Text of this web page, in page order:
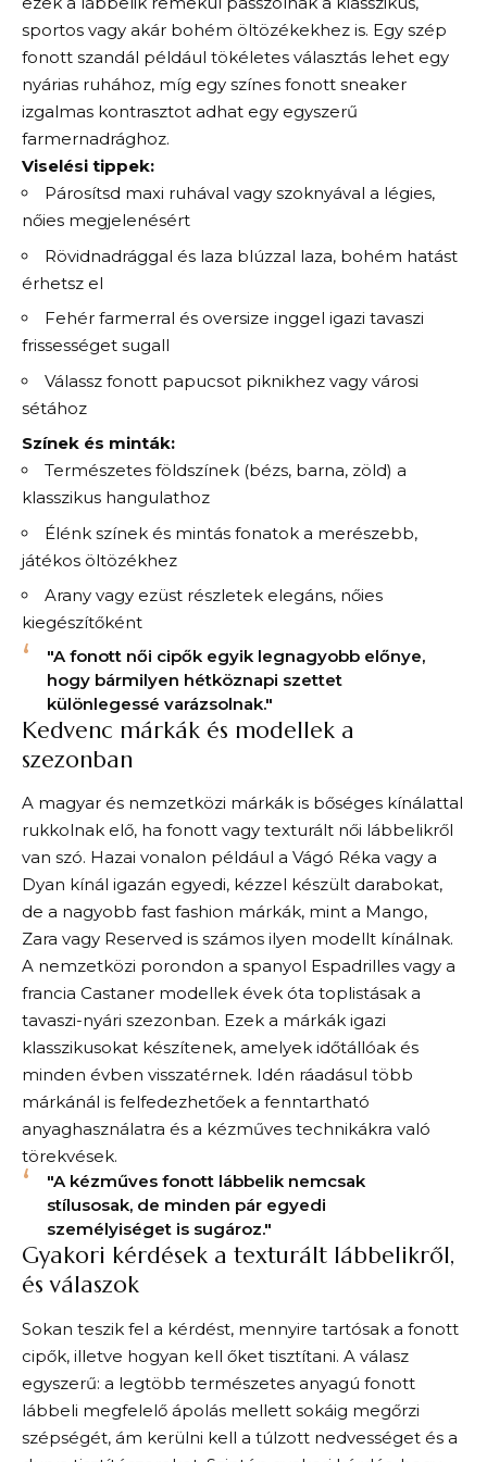
sportos vagy akár bohém öltözékekhez is. Egy szép
fonott szandál például tökéletes választás lehet egy
nyárias ruhához, míg egy színes fonott sneaker
izgalmas kontrasztot adhat egy egyszerű
farmernadrághoz.
Viselési tippek:
Párosítsd maxi ruhával vagy szoknyával a légies,
nőies megjelenésért
Rövidnadrággal és laza blúzzal laza, bohém hatást
érhetsz el
Fehér farmerral és oversize inggel igazi tavaszi
frissességet sugall
Válassz fonott papucsot piknikhez vagy városi
sétához
Színek és minták:
Természetes földszínek (bézs, barna, zöld) a
klasszikus hangulathoz
Élénk színek és mintás fonatok a merészebb,
játékos öltözékhez
Arany vagy ezüst részletek elegáns, nőies
kiegészítőként
"A fonott női cipők egyik legnagyobb előnye,
hogy bármilyen hétköznapi szettet
különlegessé varázsolnak."
Kedvenc márkák és modellek a
szezonban
A magyar és nemzetközi márkák is bőséges kínálattal
rukkolnak elő, ha fonott vagy texturált női lábbelikről
van szó. Hazai vonalon például a Vágó Réka vagy a
Dyan kínál igazán egyedi, kézzel készült darabokat,
de a nagyobb fast fashion márkák, mint a Mango,
Zara vagy Reserved is számos ilyen modellt kínálnak.
A nemzetközi porondon a spanyol Espadrilles vagy a
francia Castaner modellek évek óta toplistásak a
tavaszi-nyári szezonban. Ezek a márkák igazi
klasszikusokat készítenek, amelyek időtállóak és
minden évben visszatérnek. Idén ráadásul több
márkánál is felfedezhetőek a fenntartható
anyaghasználatra és a kézműves technikákra való
törekvések.
"A kézműves fonott lábbelik nemcsak
stílusosak, de minden pár egyedi
személyiséget is sugároz."
Gyakori kérdések a texturált lábbelikről,
és válaszok
Sokan teszik fel a kérdést, mennyire tartósak a fonott
cipők, illetve hogyan kell őket tisztítani. A válasz
egyszerű: a legtöbb természetes anyagú fonott
lábbeli megfelelő ápolás mellett sokáig megőrzi
szépségét, ám kerülni kell a túlzott nedvességet és a